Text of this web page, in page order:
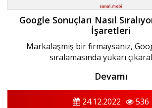
Google Sonuçları Nasıl
İşaretleri
Markalaşmış bir firmaysanız,
sıralamasında yukarı
Devamı
24.12.2022 536